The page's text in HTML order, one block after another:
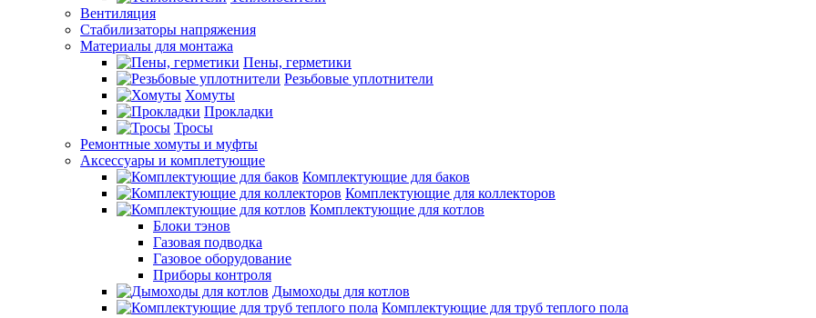
Вентиляция
Стабилизаторы напряжения
Материалы для монтажа
Пены, герметики
Резьбовые уплотнители
Хомуты
Прокладки
Тросы
Ремонтные хомуты и муфты
Аксессуары и комплетующие
Комплектующие для баков
Комплектующие для коллекторов
Комплектующие для котлов
Блоки тэнов
Газовая подводка
Газовое оборудование
Приборы контроля
Дымоходы для котлов
Комплектующие для труб теплого пола